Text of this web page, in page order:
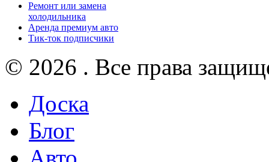
Ремонт или замена
холодильника
Аренда премиум авто
Тик-ток подписчики
© 2026 . Все права
Доска
Блог